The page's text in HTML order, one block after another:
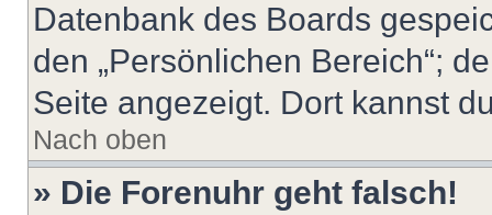
Datenbank des Boards
den „Persönlichen Bereich“;
Seite angezeigt. Dort kannst
Nach oben
» Die Forenuhr geht falsch!